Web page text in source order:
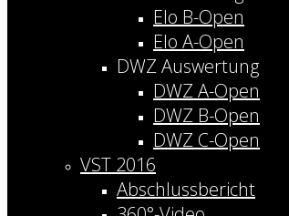
Elo B-Open
Elo A-Open
DWZ Auswertung
DWZ A-Open
DWZ B-Open
DWZ C-Open
VST 2016
Abschlussbericht